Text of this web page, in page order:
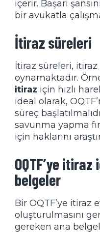
içerir. Başarı
bir avukatla
İtiraz süreleri
İtiraz süreleri,
oynamaktadır.
itiraz için hızlı
ideal olarak,
süreç
savunma yapma
için haklarını
OQTF’ye
belgeler
Bir OQTF’ye itiraz
oluşturulmasını
gereken ana